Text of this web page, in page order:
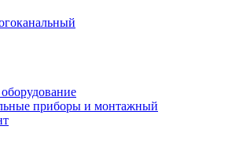
приборы и монтажный